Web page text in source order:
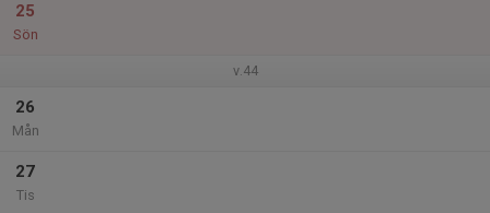
25
Sön
v.44
26
Mån
27
Tis